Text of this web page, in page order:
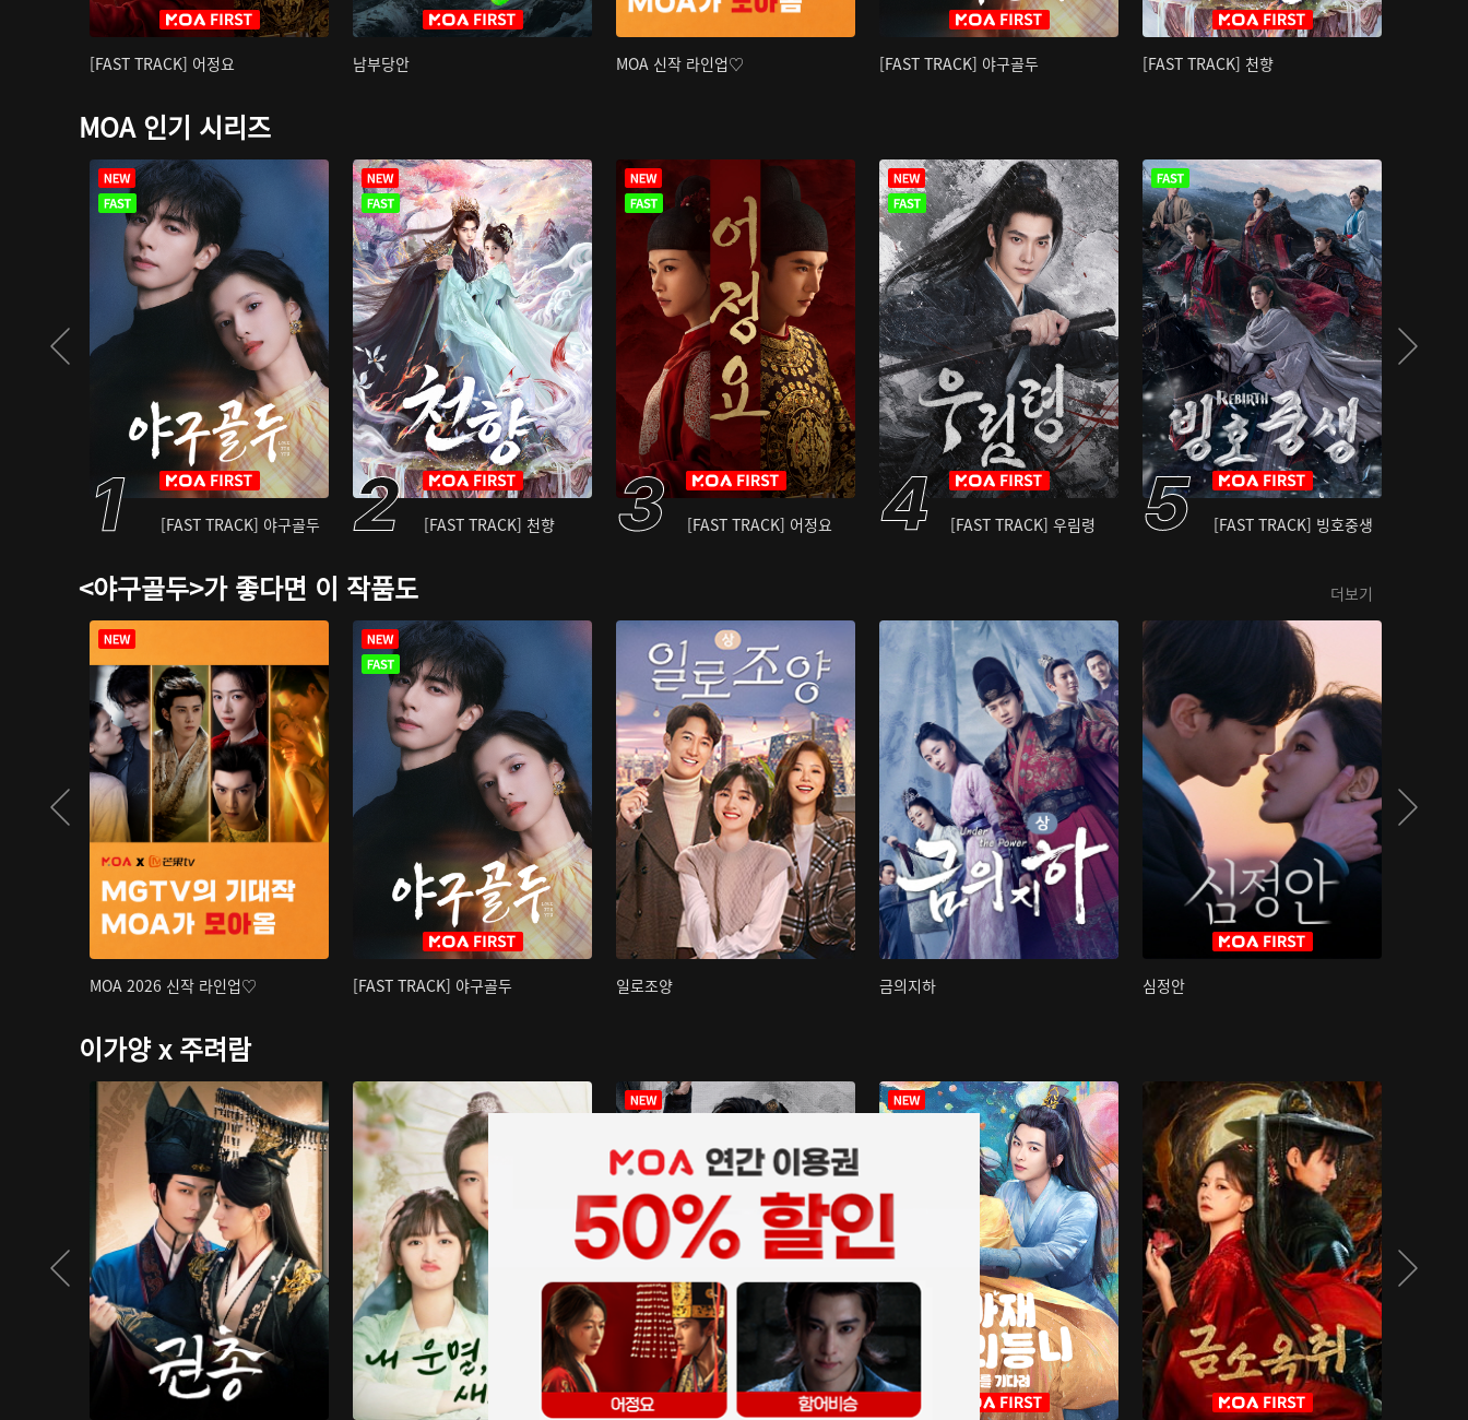
[FAST TRACK] 어정요 남부당안 MOA 신작 라인업♡ [FAST TRACK] 야구골두 [FAST TRACK] 천향
MOA 인기 시리즈
[FAST TRACK] 야구골두 [FAST TRACK] 천향 [FAST TRACK] 어정요 [FAST TRACK] 우림령 [FAST TRACK] 빙호중생
<야구골두>가 좋다면 이 작품도 더보기
MOA 2026 신작 라인업♡ [FAST TRACK] 야구골두 일로조양 금의지하 심정안
이가양 x 주려람